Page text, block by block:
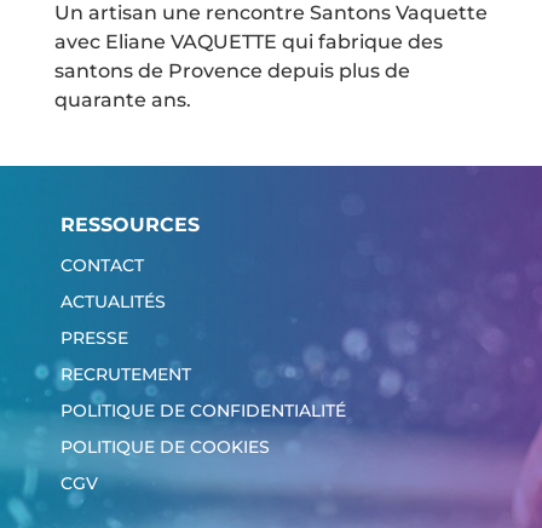
Un artisan une rencontre Santons Vaquette
avec Eliane VAQUETTE qui fabrique des
santons de Provence depuis plus de
quarante ans.
RESSOURCES
CONTACT
ACTUALITÉS
PRESSE
RECRUTEMENT
POLITIQUE DE CONFIDENTIALITÉ
POLITIQUE DE COOKIES
CGV